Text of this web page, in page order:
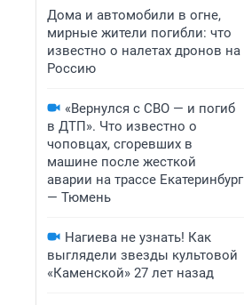
Дома и автомобили в огне,
мирные жители погибли: что
известно о налетах дронов на
Россию
«Вернулся с СВО — и погиб
в ДТП». Что известно о
чоповцах, сгоревших в
машине после жесткой
аварии на трассе Екатеринбург
— Тюмень
Нагиева не узнать! Как
выглядели звезды культовой
«Каменской» 27 лет назад